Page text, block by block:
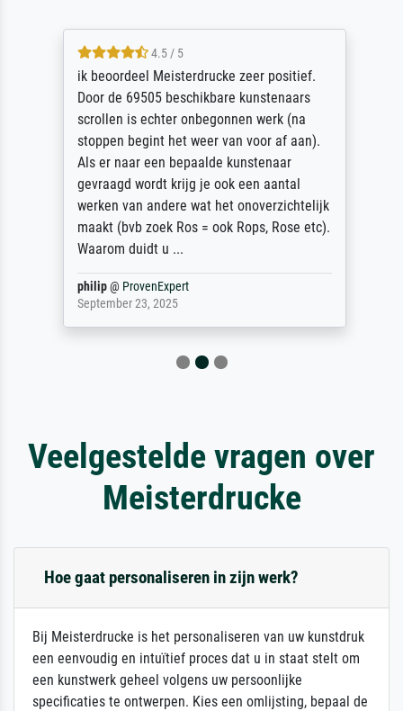
4.5 / 5
ik beoordeel Meisterdrucke zeer positief.
Door de 69505 beschikbare kunstenaars
scrollen is echter onbegonnen werk (na
stoppen begint het weer van voor af aan).
Als er naar een bepaalde kunstenaar
gevraagd wordt krijg je ook een aantal
werken van andere wat het onoverzichtelijk
maakt (bvb zoek Ros = ook Rops, Rose etc).
Waarom duidt u ...
philip@ ProvenExpert
September 23, 2025
Veelgestelde vragen over
Meisterdrucke
Hoe gaat personaliseren in zijn werk?
Bij Meisterdrucke is het personaliseren van uw kunstdruk
een eenvoudig en intuïtief proces dat u in staat stelt om
een kunstwerk geheel volgens uw persoonlijke
specificaties te ontwerpen. Kies een omlijsting, bepaal de